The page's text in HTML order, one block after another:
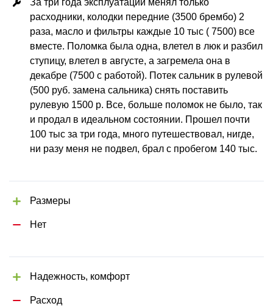
За три года эксплуатации менял только
расходники, колодки передние (3500 брембо) 2
раза, масло и фильтры каждые 10 тыс ( 7500) все
вместе. Поломка была одна, влетел в люк и разбил
ступицу, влетел в августе, а загремела она в
декабре (7500 с работой). Потек сальник в рулевой
(500 руб. замена сальника) снять поставить
рулевую 1500 р. Все, больше поломок не было, так
и продал в идеальном состоянии. Прошел почти
100 тыс за три года, много путешествовал, нигде,
ни разу меня не подвел, брал с пробегом 140 тыс.
Размеры
Нет
Надежность, комфорт
Расход